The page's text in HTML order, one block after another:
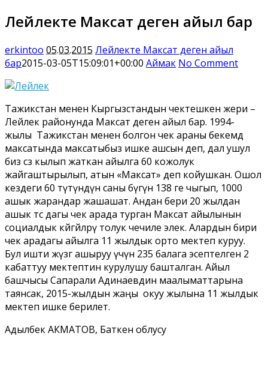
Лейлекте Максат деген айыл бар
erkintoo 05.03.2015 Лейлекте Максат деген айыл
бар2015-03-05T15:09:01+00:00 Аймак No Comment
Тажикстан менен Кыргызстандын чектешкен жери –
Лейлек районунда Максат деген айыл бар. 1994-
жылы Тажикстан менен болгон чек араны бекемдөө
максатында максатыбыз ишке ашсын деп, дал ушул
биз сөз кылып жаткан айылга 60 кожолук
жайгаштырылып, атын «Максат» деп койушкан. Ошол
кездеги 60 түтүндүн саны бүгүн 138 ге чыгып, 1000
ашык жарандар жашашат. Андан бери 20 жылдан
ашык өтсө дагы чек арада турган Максат айылынын
социалдык көйгөйлөрү толук чечиле элек. Алардын бири
чек арадагы айылга 11 жылдык орто мектеп куруу.
Бул ишти жүзөгө ашыруу үчүн 235 балага эсептелген 2
кабаттуу мектептин курулушу башталган. Айыл
башчысы Сапарали Адинаевдин маалыматтарына
таянсак, 2015-жылдын жаңы окуу жылына 11 жылдык
мектеп ишке берилет.
Адылбек АКМАТОВ, Баткен облусу